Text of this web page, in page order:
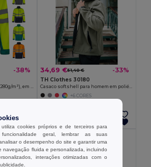
-38% 34,69 €51,40 € -33%
TH Clothes 30180
+6 CORES
cookies próprios e de terceiros para
geral, lembrar as suas
o desempenho do site e garantir uma
navegação fluida e personalizada, incluindo
interações otimizadas com o